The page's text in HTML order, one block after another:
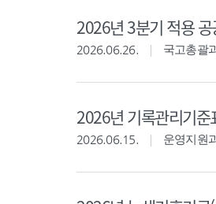
2026년 3분기 적용
2026.06.26. 국고총괄
2026년 기록관리기준
2026.06.15. 운영지원